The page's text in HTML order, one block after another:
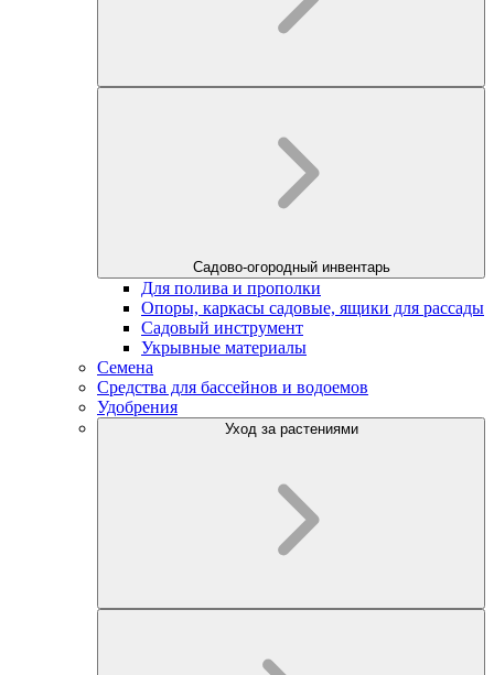
Садово-огородный инвентарь
Для полива и прополки
Опоры, каркасы садовые, ящики для рассады
Садовый инструмент
Укрывные материалы
Семена
Средства для бассейнов и водоемов
Удобрения
Уход за растениями